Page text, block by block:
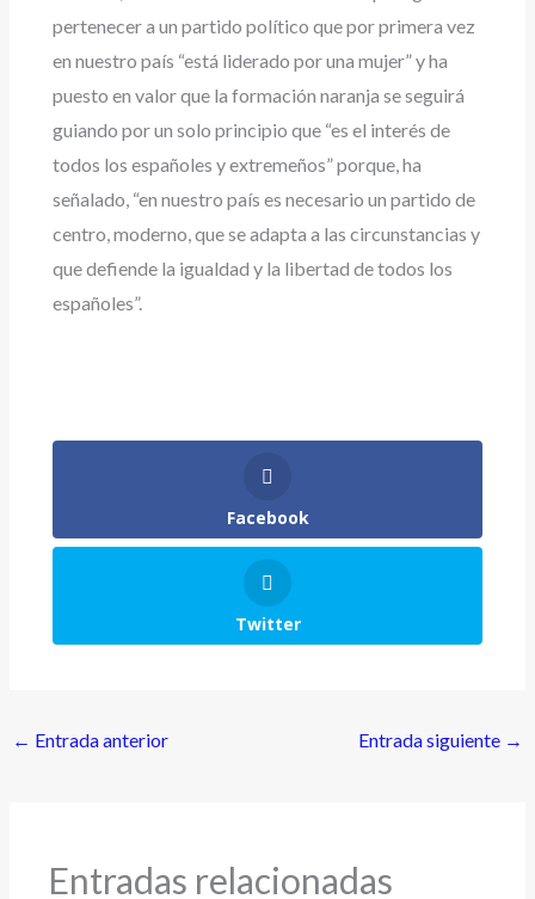
pertenecer a un partido político que por primera vez
en nuestro país “está liderado por una mujer” y ha
puesto en valor que la formación naranja se seguirá
guiando por un solo principio que “es el interés de
todos los españoles y extremeños” porque, ha
señalado, “en nuestro país es necesario un partido de
centro, moderno, que se adapta a las circunstancias y
que defiende la igualdad y la libertad de todos los
españoles”.
Facebook
Twitter
← Entrada anterior Entrada siguiente →
Entradas relacionadas